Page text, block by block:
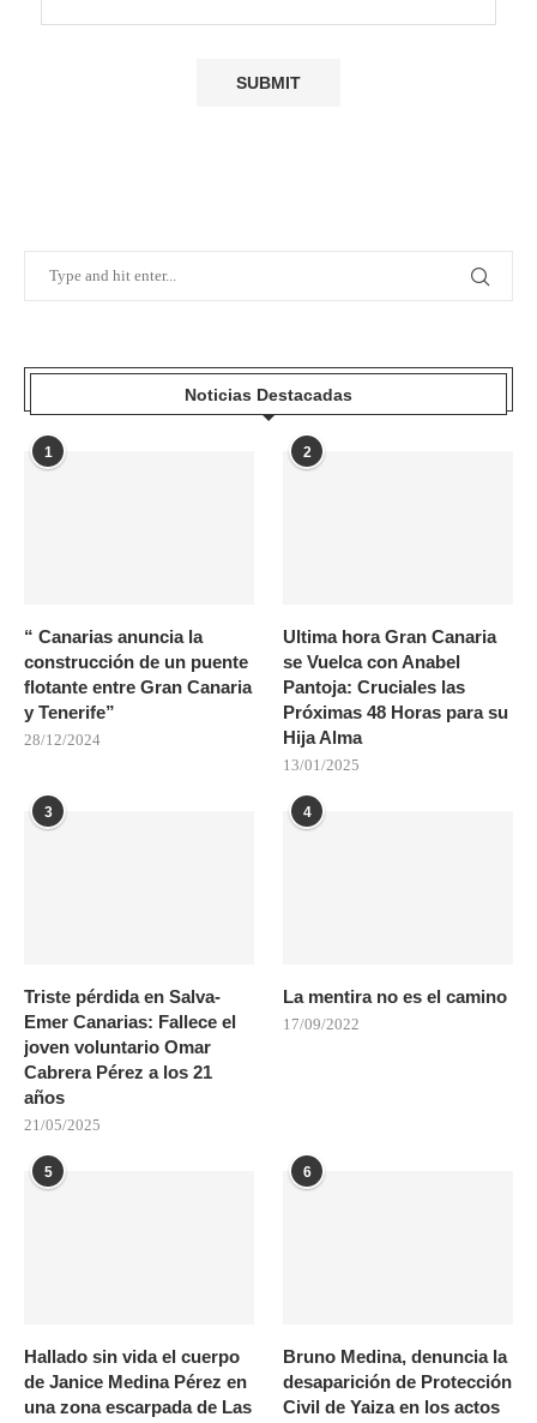
Noticias Destacadas
1
“ Canarias anuncia la
construcción de un puente
flotante entre Gran Canaria
y Tenerife”
28/12/2024
2
Ultima hora Gran Canaria
se Vuelca con Anabel
Pantoja: Cruciales las
Próximas 48 Horas para su
Hija Alma
13/01/2025
3
Triste pérdida en Salva-
Emer Canarias: Fallece el
joven voluntario Omar
Cabrera Pérez a los 21
años
21/05/2025
4
La mentira no es el camino
17/09/2022
5
Hallado sin vida el cuerpo
de Janice Medina Pérez en
una zona escarpada de Las
6
Bruno Medina, denuncia la
desaparición de Protección
Civil de Yaiza en los actos